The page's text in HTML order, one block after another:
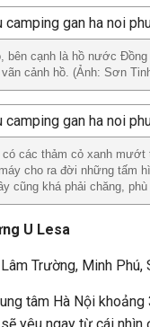
bên cạnh là hồ nước
cảnh hồ. (Ảnh: Sơn
có các thảm cỏ xanh
cho ra đời những tấm
cũng khá phải chăng,
U Lesa
Trường, Minh Phú,
tâm Hà Nội